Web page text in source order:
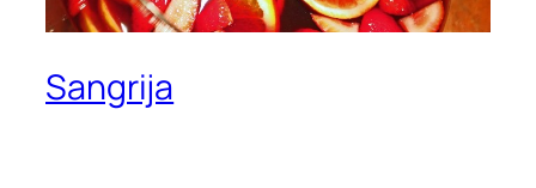
Sangrija